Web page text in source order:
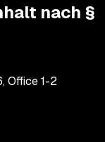
nach §
Office 1-2